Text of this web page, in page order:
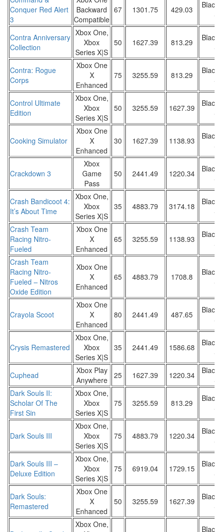
Conquer Red Alert
3
Backward
Compatible
67 1301.75 429.03
Black
Contra Anniversary
Collection
Xbox One,
Xbox
Series X|S
50 1627.39 813.29
Black
Contra: Rogue
Corps
Xbox One
X
Enhanced
75 3255.59 813.29
Black
Control Ultimate
Edition
Xbox One,
Xbox
Series X|S
50 3255.59 1627.39
Black
Cooking Simulator
Xbox One
X
Enhanced
30 1627.39 1138.93
Black
Crackdown 3
Xbox
Game
Pass
50 2441.49 1220.34
Black
Crash Bandicoot 4:
It’s About Time
Xbox One,
Xbox
Series X|S
35 4883.79 3174.18
Black
Crash Team
Racing Nitro-
Fueled
Xbox One
X
Enhanced
65 3255.59 1138.93
Black
Crash Team
Racing Nitro-
Fueled – Nitros
Oxide Edition
Xbox One
X
Enhanced
65 4883.79 1708.8
Black
Crayola Scoot
Xbox One
X
Enhanced
80 2441.49 487.65
Black
Crysis Remastered
Xbox One,
Xbox
Series X|S
35 2441.49 1586.68
Black
Cuphead
Xbox Play
Anywhere
25 1627.39 1220.34
Black
Dark Souls II:
Scholar Of The
First Sin
Xbox One,
Xbox
Series X|S
75 3255.59 813.29
Black
Dark Souls III
Xbox One,
Xbox
Series X|S
75 4883.79 1220.34
Black
Dark Souls III –
Deluxe Edition
Xbox One,
Xbox
Series X|S
75 6919.04 1729.15
Black
Dark Souls:
Remastered
Xbox One
X
Enhanced
50 3255.59 1627.39
Black
Xbox One,
Black